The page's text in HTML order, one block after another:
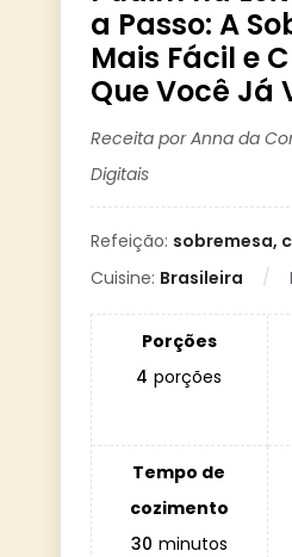
a Passo: A
Mais Fácil e
Que Você Já
Receita por Anna da
Digitais
Refeição: sobremesa,
Cuisine: Brasileira
Porções
4 porções
Tempo de
cozimento
30 minutos